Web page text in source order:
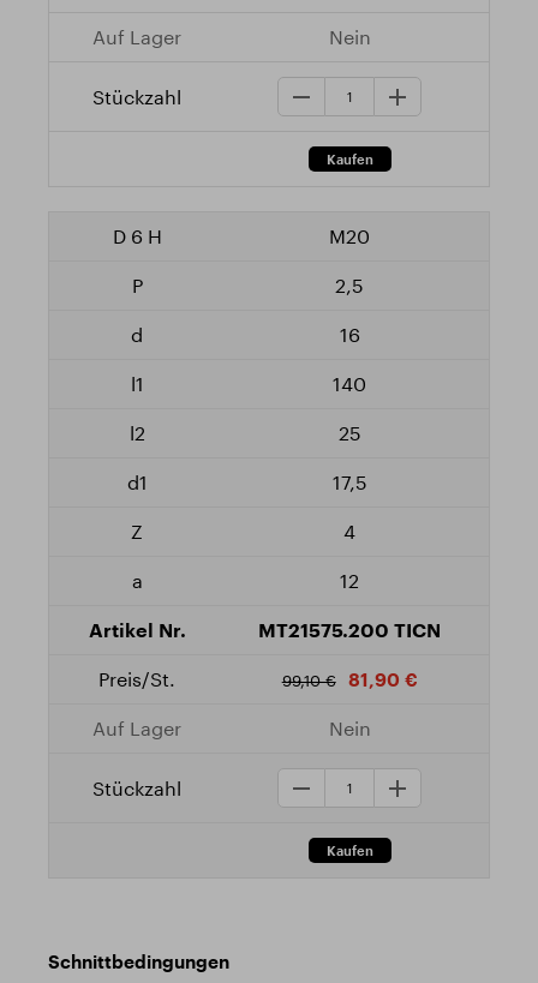
Nein
M20
2,5
16
140
25
17,5
4
12
MT21575.200 TICN
99,10 € 81,90 €
Nein
Schnittbedingungen